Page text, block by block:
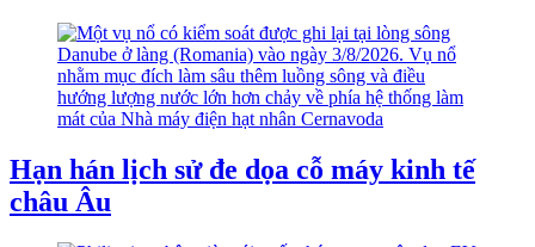
Hạn hán lịch sử đe dọa cỗ máy kinh tế
châu Âu